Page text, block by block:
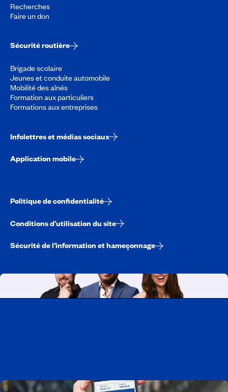
Recherches
Faire un don
Sécurité routière
Brigade scolaire
Jeunes et conduite automobile
Mobilité des aînés
Formation aux particuliers
Formations aux entreprises
Infolettres et médias sociaux
Application mobile
Politique de confidentialité
Conditions d’utilisation du site
Sécurité de l’information et hameçonnage